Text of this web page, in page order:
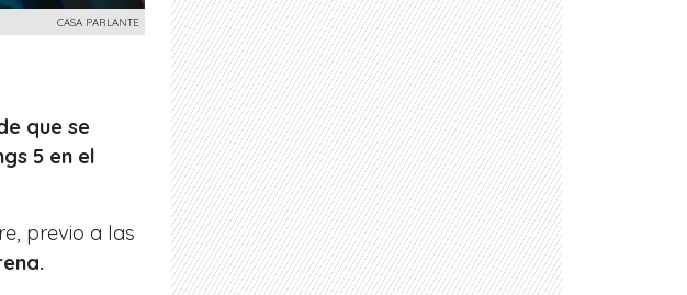
CASA PARLANTE
que se
5 en el
previo a las